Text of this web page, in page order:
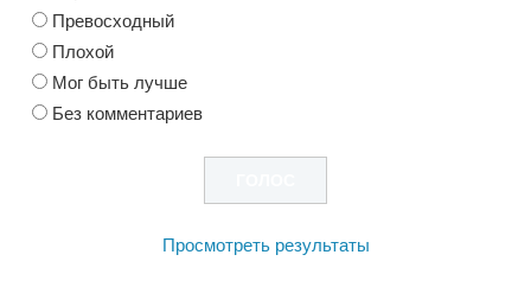
Превосходный
Плохой
Мог быть лучше
Без комментариев
Просмотреть результаты